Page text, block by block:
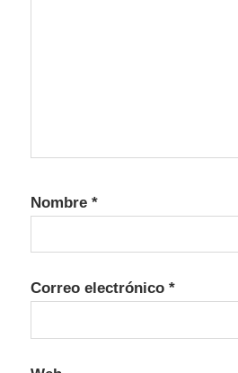
Nombre *
Correo electrónico *